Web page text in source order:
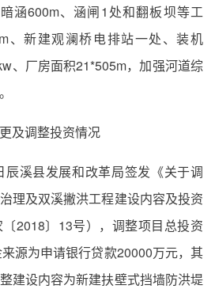
涵600m、涵闸1处和翻板坝等工
、新建观澜桥电排站一处、装机
、厂房面积21*505m，加强河道综
及调整投资情况
辰溪县发展和改革局签发《关于调
理及双溪撇洪工程建设内容及投资
2018〕13号），调整项目总投资
源为申请银行贷款20000万元，其
建设内容为新建扶壁式挡墙防洪堤